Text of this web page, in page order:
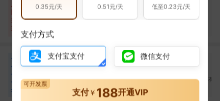
风
险
扫
描
暂无风险
立案信息(1条)
当前企业(0条)
合
作
伙
伴
20
苏 苏宁远
合作1次
广州万协通信息技术股
份有限公司
夏 夏小伟
广州新泉信投资合伙企
业（有限合伙）
中地君豪高科股份有限
0.35元/天 0.51元/天 低至0.23元/天
支付方式
支付宝支付 微信支付
支付￥ 188开通VIP
可开发票